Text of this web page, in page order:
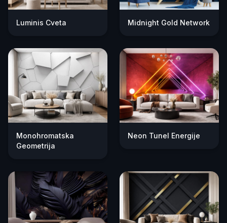
Luminis Cveta Midnight Gold Network
Monohromatska
Geometrija
Neon Tunel Energije